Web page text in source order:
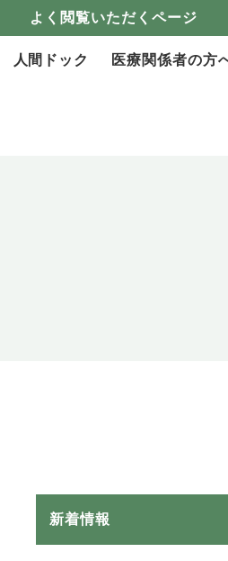
よく閲覧いただくページ
人間ドック 医療関係者の方
新着情報